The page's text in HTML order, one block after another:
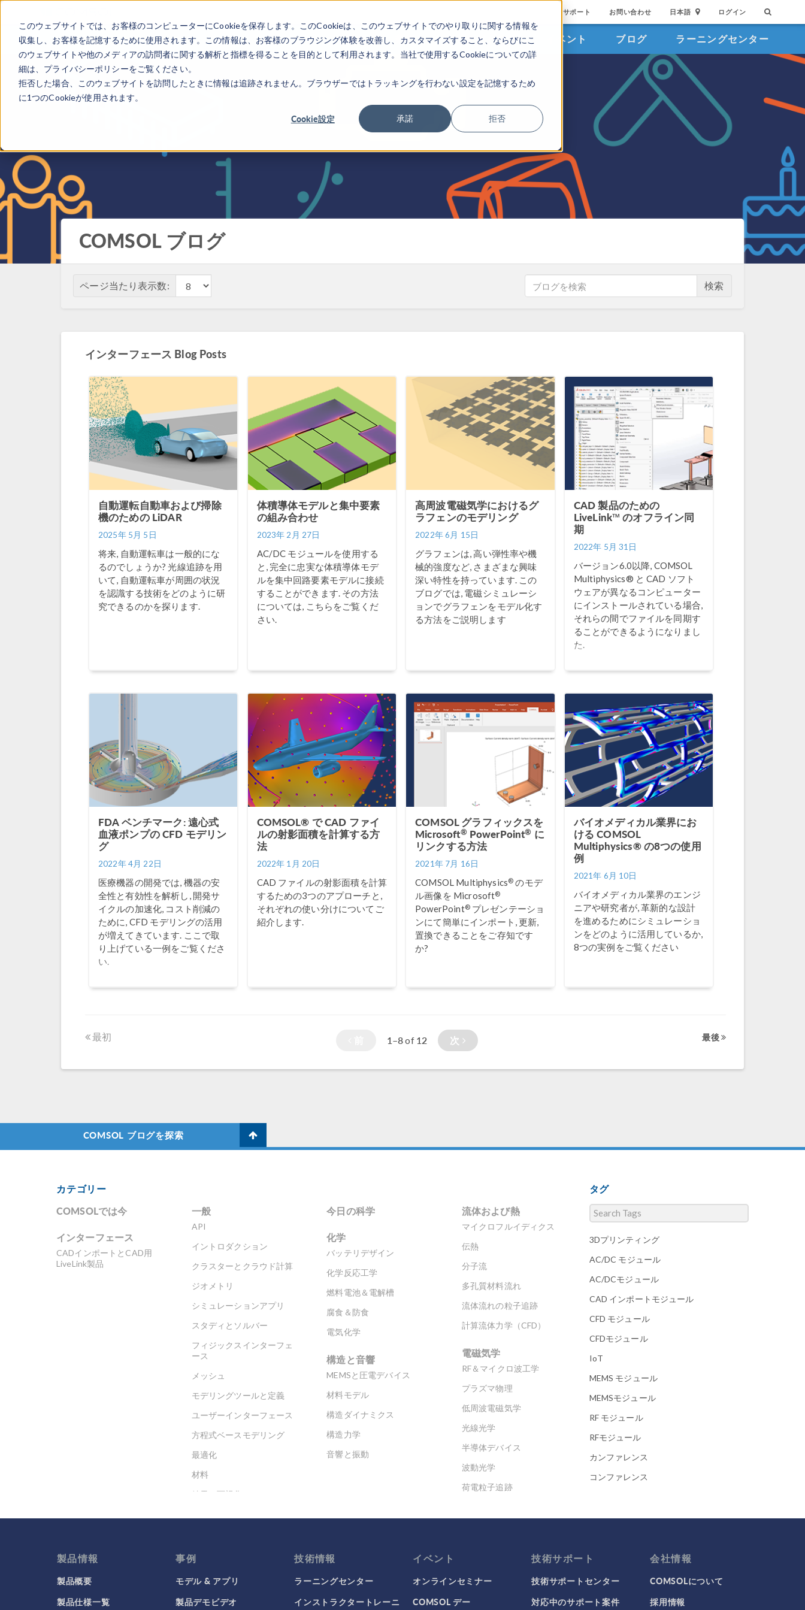
このウェブサイトでは、お客様のコンピューターにCookieを保存します。このCookieは、このウェブサイトでのやり取りに関する情報を
収集し、お客様を記憶するために使用されます。この情報は、お客様のブラウジング体験を改善し、カスタマイズすること、ならびにこ
のウェブサイトや他のメディアの訪問者に関する解析と指標を得ることを目的として利用されます。当社で使用するCookieについての詳
細は、プライバシーポリシーをご覧ください。
拒否した場合、このウェブサイトを訪問したときに情報は追跡されません。ブラウザーではトラッキングを行わない設定を記憶するため
に1つのCookieが使用されます。
Cookie設定 承諾 拒否
サポート お問い合わせ 日本語 ログイン
製品 業界 ビデオギャラリ イベント ブログ ラーニングセンター
COMSOL ブログ
ページ当たり表示数: 検索
インターフェース Blog Posts
自動運転自動車および掃除
機のための LiDAR
2025年 5月 5日
将来, 自動運転車は一般的にな
るのでしょうか? 光線追跡を用
いて, 自動運転車が周囲の状況
を認識する技術をどのように研
究できるのかを探ります.
体積導体モデルと集中要素
の組み合わせ
2023年 2月 27日
AC/DC モジュールを使用する
と, 完全に忠実な体積導体モデ
ルを集中回路要素モデルに接続
することができます. その方法
については, こちらをご覧くだ
さい.
高周波電磁気学におけるグ
ラフェンのモデリング
2022年 6月 15日
グラフェンは, 高い弾性率や機
械的強度など, さまざまな興味
深い特性を持っています. この
ブログでは, 電磁シミュレーシ
ョンでグラフェンをモデル化す
る方法をご説明します
CAD 製品のための
LiveLink™ のオフライン同
期
2022年 5月 31日
バージョン6.0以降, COMSOL
Multiphysics® と CAD ソフト
ウェアが異なるコンピューター
にインストールされている場合,
それらの間でファイルを同期す
ることができるようになりまし
た.
FDA ベンチマーク: 遠心式
血液ポンプの CFD モデリン
グ
2022年 4月 22日
医療機器の開発では, 機器の安
全性と有効性を解析し, 開発サ
イクルの加速化, コスト削減の
ために, CFD モデリングの活用
が増えてきています. ここで取
り上げている一例をご覧くださ
い.
COMSOL® で CAD ファイ
ルの射影面積を計算する方
法
2022年 1月 20日
CAD ファイルの射影面積を計算
するための3つのアプローチと,
それぞれの使い分けについてご
紹介します.
COMSOL グラフィックスを
Microsoft® PowerPoint® に
リンクする方法
2021年 7月 16日
COMSOL Multiphysics® のモデ
ル画像を Microsoft®
PowerPoint®プレゼンテーショ
ンにて簡単にインポート, 更新,
置換できることをご存知です
か?
バイオメディカル業界にお
ける COMSOL
Multiphysics® の8つの使用
例
2021年 6月 10日
バイオメディカル業界のエンジ
ニアや研究者が, 革新的な設計
を進めるためにシミュレーショ
ンをどのように活用しているか,
8つの実例をご覧ください
最初 1–8of 12 次 最後
COMSOL ブログを探索
カテゴリー
COMSOLでは今
インターフェース
CADインポートとCAD用
LiveLink製品
一般
API
イントロダクション
クラスターとクラウド計算
ジオメトリ
シミュレーションアプリ
スタディとソルバー
フィジックスインターフェ
ース
メッシュ
モデリングツールと定義
ユーザーインターフェース
方程式ベースモデリング
最適化
材料
結果と可視化
今日の科学
化学
バッテリデザイン
化学反応工学
燃料電池＆電解槽
腐食＆防食
電気化学
構造と音響
MEMSと圧電デバイス
材料モデル
構造ダイナミクス
構造力学
音響と振動
流体および熱
マイクロフルイディクス
伝熱
分子流
多孔質材料流れ
流体流れの粒子追跡
計算流体力学（CFD）
電磁気学
RF＆マイクロ波工学
プラズマ物理
低周波電磁気学
光線光学
半導体デバイス
波動光学
荷電粒子追跡
タグ
3Dプリンティング
AC/DC モジュール
AC/DCモジュール
CAD インポートモジュール
CFD モジュール
CFDモジュール
IoT
MEMS モジュール
MEMSモジュール
RF モジュール
RFモジュール
カンファレンス
コンファレンス
スポーツの物理
バッテリデザインモジュール
ビデオ
フードサイエンス
製品情報
製品概要
製品仕様一覧
事例
モデル & アプリ
製品デモビデオ
技術情報
ラーニングセンター
インストラクタートレーニ
イベント
オンラインセミナー
COMSOL デー
技術サポート
技術サポートセンター
対応中のサポート案件
会社情報
COMSOLについて
採用情報